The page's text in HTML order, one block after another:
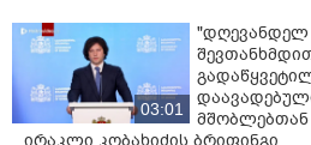
03:01
"დღევანდელ
მშობლებთან